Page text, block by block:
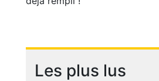
Les plus lus